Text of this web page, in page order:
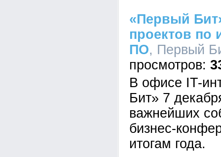
«Первый
проектов по
ПО, Первый
В офисе IT-
Бит» 7
важнейших
бизнес-
итогам года.